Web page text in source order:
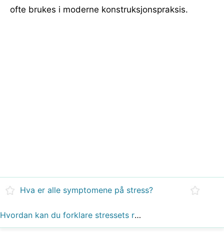
ofte brukes i moderne konstruksjonspraksis.
Hva er alle symptomene på stress?
Hvordan kan du forklare stressets rolle for å opprettholde helse og optimal ytelse?